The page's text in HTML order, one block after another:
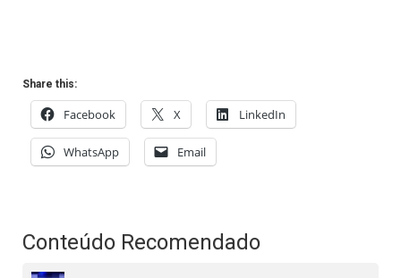
Share this:
Facebook X LinkedIn
WhatsApp Email
Conteúdo Recomendado